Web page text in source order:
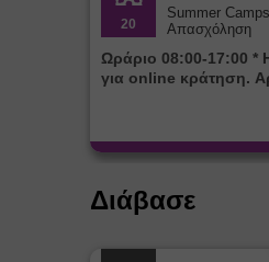
20
Summer
Απασχόληση
Ωράριο 08:00-17:00 * Η προσφορά ισχύει αποκλειστικά
για online κράτηση.
Διάβασε